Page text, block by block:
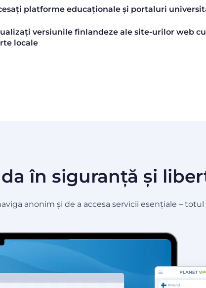
platforme educaționale și portaluri
versiunile finlandeze ale site-urilor web
locale
în siguranță și
anonim și de a accesa servicii esențiale –